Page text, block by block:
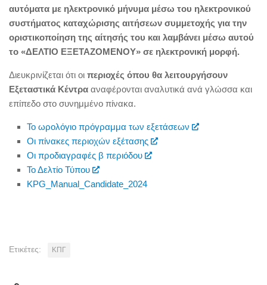
αυτόματα με ηλεκτρονικό μήνυμα μέσω του ηλεκτρονικού
συστήματος καταχώρισης αιτήσεων συμμετοχής για την
οριστικοποίηση της αίτησής του και λαμβάνει μέσω αυτού
το «ΔΕΛΤΙΟ ΕΞΕΤΑΖΟΜΕΝΟΥ» σε ηλεκτρονική μορφή.
Διευκρινίζεται ότι οι περιοχές όπου θα λειτουργήσουν
Εξεταστικά Κέντρα αναφέρονται αναλυτικά ανά γλώσσα και
επίπεδο στο συνημμένο πίνακα.
Το ωρολόγιο πρόγραμμα των εξετάσεων
Οι πίνακες περιοχών εξέτασης
Οι προδιαγραφές β περιόδου
Το Δελτίο Τύπου
KPG_Manual_Candidate_2024
Ετικέτες: ΚΠΓ